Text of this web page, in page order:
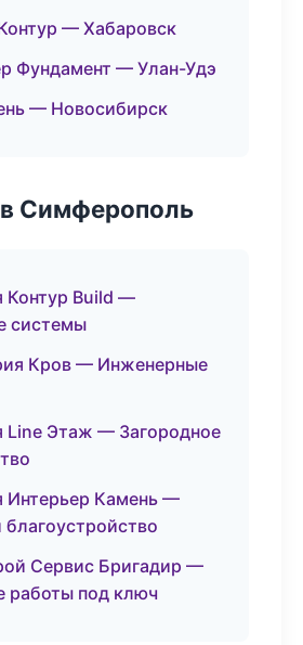
— Хабаровск
Фундамент — Улан-Удэ
— Новосибирск
Симферополь
Контур Build —
системы
Кров — Инженерные
Line Этаж — Загородное
Интерьер Камень —
Сервис Бригадир —
работы под ключ